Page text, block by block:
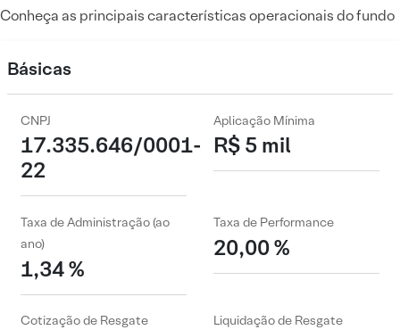
Conheça as principais características operacionais do fundo
Básicas
CNPJ
17.335.646/0001-
22
Aplicação Mínima
R$ 5 mil
Taxa de Administração (ao
ano)
1,34 %
Taxa de Performance
20,00 %
Cotização de Resgate Liquidação de Resgate